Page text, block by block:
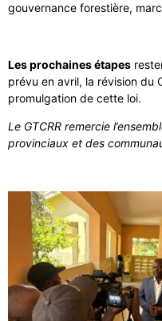
gouvernance forestière,
Les prochaines étapes
prévu en avril, la révision du
promulgation de cette loi.
Le GTCRR remercie
provinciaux et des